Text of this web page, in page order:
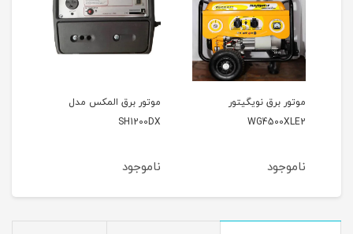
موتور برق المکس مدل
SH1200DX
ناموجود
موتور برق وکسون مدل
VK3900KF
ناموجود